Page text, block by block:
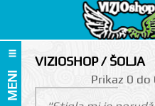
MENI
VIZIOSHOP / ŠOLJA
Prikаz 0 do